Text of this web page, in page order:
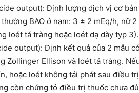
output): Định lượng dịch vị cơ
BAO ở nam: 3 ± 2 mEq/h, nữ
loét tá tràng hoặc loét dạ dày typ 3).
output): Định kết quả của 2 mẫu
Zollinger Ellison và loét tá tràng.
hoặc loét không tái phát sau điều
còn chứng tỏ điều trị thuốc chưa